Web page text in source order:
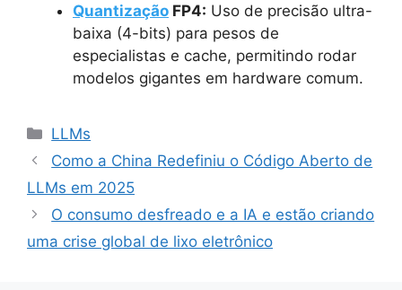
Quantização FP4: Uso de precisão ultra-
baixa (4-bits) para pesos de
especialistas e cache, permitindo rodar
modelos gigantes em hardware comum.
Categorias
LLMs
Como a China Redefiniu o Código Aberto de
LLMs em 2025
O consumo desfreado e a IA e estão criando
uma crise global de lixo eletrônico